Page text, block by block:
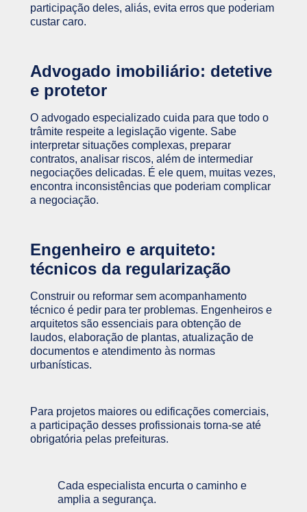
participação deles, aliás, evita erros que poderiam
custar caro.
Advogado imobiliário: detetive
e protetor
O advogado especializado cuida para que todo o
trâmite respeite a legislação vigente. Sabe
interpretar situações complexas, preparar
contratos, analisar riscos, além de intermediar
negociações delicadas. É ele quem, muitas vezes,
encontra inconsistências que poderiam complicar
a negociação.
Engenheiro e arquiteto:
técnicos da regularização
Construir ou reformar sem acompanhamento
técnico é pedir para ter problemas. Engenheiros e
arquitetos são essenciais para obtenção de
laudos, elaboração de plantas, atualização de
documentos e atendimento às normas
urbanísticas.
Para projetos maiores ou edificações comerciais,
a participação desses profissionais torna-se até
obrigatória pelas prefeituras.
Cada especialista encurta o caminho e
amplia a segurança.